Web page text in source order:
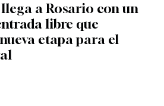
llega a Rosario con un
libre que
etapa para el